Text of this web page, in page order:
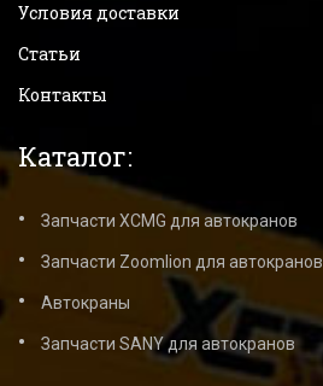
Условия доставки
Статьи
Контакты
Каталог:
Запчасти XCMG для автокранов
Запчасти Zoomlion для автокранов
Автокраны
Запчасти SANY для автокранов